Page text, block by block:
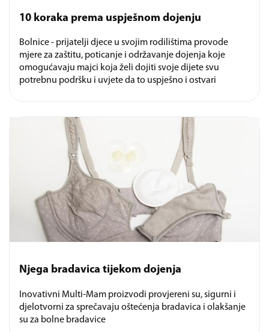
10 koraka prema uspješnom dojenju
Bolnice - prijatelji djece u svojim rodilištima provode
mjere za zaštitu, poticanje i održavanje dojenja koje
omogućavaju majci koja želi dojiti svoje dijete svu
potrebnu podršku i uvjete da to uspješno i ostvari
Njega bradavica tijekom dojenja
Inovativni Multi-Mam proizvodi provjereni su, sigurni i
djelotvorni za sprečavaju oštećenja bradavica i olakšanje
su za bolne bradavice